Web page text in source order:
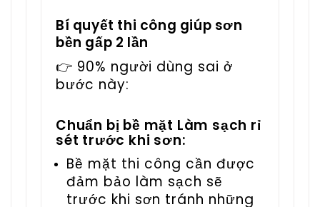
Bí quyết thi công giúp sơn
bền gấp 2 lần
👉 90% người dùng sai ở
bước này:
Chuẩn bị bề mặt Làm sạch rỉ
sét trước khi sơn:
Bề mặt thi công cần được
đảm bảo làm sạch sẽ
trước khi sơn tránh những